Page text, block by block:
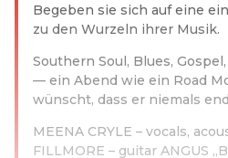
Begeben sie sich auf eine
zu den Wurzeln ihrer Musik.
Southern Soul, Blues, Gospel,
— ein Abend wie ein Road
wünscht, dass er niemals
MEENA CRYLE – vocals,
FILLMORE – guitar ANGUS